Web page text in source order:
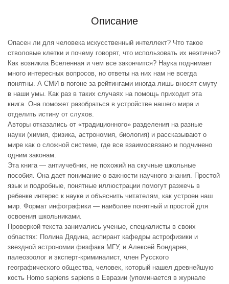
Описание
Опасен ли для человека искусственный интеллект? Что такое
стволовые клетки и почему говорят, что использовать их неэтично?
Как возникла Вселенная и чем все закончится? Наука поднимает
много интересных вопросов, но ответы на них нам не всегда
понятны. А СМИ в погоне за рейтингами иногда лишь вносят смуту
в наши умы. Как раз в таких случаях на помощь приходит эта
книга. Она поможет разобраться в устройстве нашего мира и
отделить истину от слухов.
Авторы отказались от «традиционного» разделения на разные
науки (химия, физика, астрономия, биология) и рассказывают о
мире как о сложной системе, где все взаимосвязано и подчинено
одним законам.
Эта книга — антиучебник, не похожий на скучные школьные
пособия. Она дает понимание о важности научного знания. Простой
язык и подробные, понятные иллюстрации помогут разжечь в
ребенке интерес к науке и объяснить читателям, как устроен наш
мир. Формат инфографики — наиболее понятный и простой для
освоения школьниками.
Проверкой текста занимались ученые, специалисты в своих
областях: Полина Дядина, аспирант кафедры астрофизики и
звездной астрономии физфака МГУ, и Алексей Бондарев,
палеозоолог и эксперт-криминалист, член Русского
географического общества, человек, который нашел древнейшую
кость Homo sapiens sapiens в Евразии (упоминается в журнале